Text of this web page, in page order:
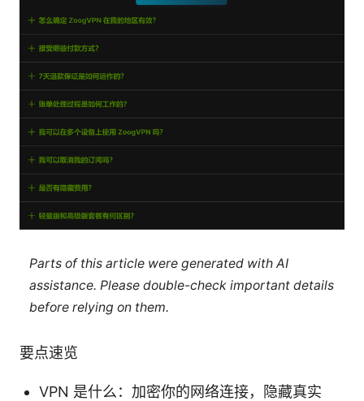
Parts of this article were generated with AI
assistance. Please double-check important details
before relying on them.
要点速览
VPN 是什么：加密你的网络连接，隐藏真实